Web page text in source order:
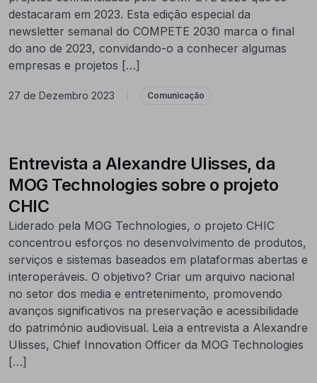
destacaram em 2023. Esta edição especial da
newsletter semanal do COMPETE 2030 marca o final
do ano de 2023, convidando-o a conhecer algumas
empresas e projetos […]
27 de Dezembro 2023 Comunicação
Entrevista a Alexandre Ulisses, da
MOG Technologies sobre o projeto
CHIC
Liderado pela MOG Technologies, o projeto CHIC
concentrou esforços no desenvolvimento de produtos,
serviços e sistemas baseados em plataformas abertas e
interoperáveis. O objetivo? Criar um arquivo nacional
no setor dos media e entretenimento, promovendo
avanços significativos na preservação e acessibilidade
do património audiovisual. Leia a entrevista a Alexandre
Ulisses, Chief Innovation Officer da MOG Technologies
[…]